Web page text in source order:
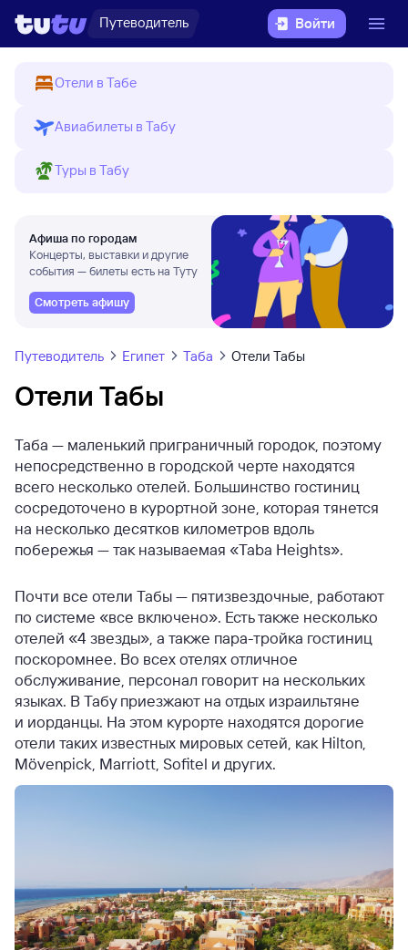
Путеводитель Войти
Отели в Табе
Авиабилеты в Табу
Туры в Табу
Афиша по городам
Концерты, выставки и другие
события — билеты есть на Туту
Смотреть афишу
Путеводитель Египет Таба Отели Табы
Отели Табы
Таба — маленький приграничный городок, поэтому
непосредственно в городской черте находятся
всего несколько отелей. Большинство гостиниц
сосредоточено в курортной зоне, которая тянется
на несколько десятков километров вдоль
побережья — так называемая «Taba Heights».
Почти все отели Табы — пятизвездочные, работают
по системе «все включено». Есть также несколько
отелей «4 звезды», а также пара-тройка гостиниц
поскоромнее. Во всех отелях отличное
обслуживание, персонал говорит на нескольких
языках. В Табу приезжают на отдых израильтяне
и иорданцы. На этом курорте находятся дорогие
отели таких известных мировых сетей, как Hilton,
Mövenpick, Marriott, Sofitel и других.